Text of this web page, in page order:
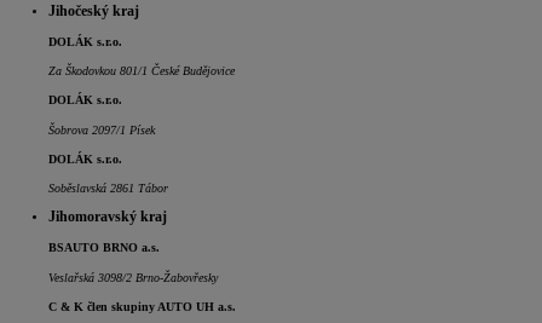
Jihočeský kraj
DOLÁK s.r.o.
Za Škodovkou 801/1 České Budějovice
DOLÁK s.r.o.
Šobrova 2097/1 Písek
DOLÁK s.r.o.
Soběslavská 2861 Tábor
Jihomoravský kraj
BSAUTO BRNO a.s.
Veslařská 3098/2 Brno-Žabovřesky
C & K člen skupiny AUTO UH a.s.